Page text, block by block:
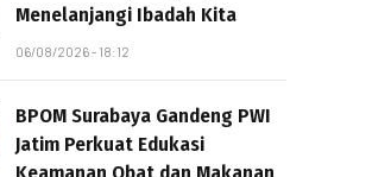
Menelanjangi Ibadah Kita
06/08/2026 - 18:12
BPOM Surabaya Gandeng PWI
Jatim Perkuat Edukasi